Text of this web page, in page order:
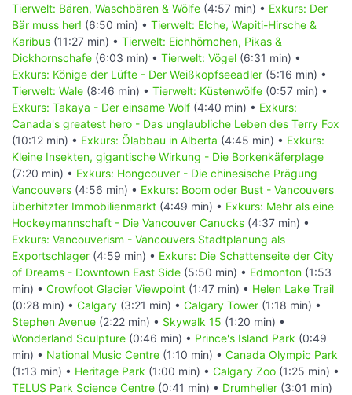
Tierwelt: Bären, Waschbären & Wölfe (4:57 min) • Exkurs: Der
Bär muss her! (6:50 min) • Tierwelt: Elche, Wapiti-Hirsche &
Karibus (11:27 min) • Tierwelt: Eichhörnchen, Pikas &
Dickhornschafe (6:03 min) • Tierwelt: Vögel (6:31 min) •
Exkurs: Könige der Lüfte - Der Weißkopfseeadler (5:16 min) •
Tierwelt: Wale (8:46 min) • Tierwelt: Küstenwölfe (0:57 min) •
Exkurs: Takaya - Der einsame Wolf (4:40 min) • Exkurs:
Canada's greatest hero - Das unglaubliche Leben des Terry Fox
(10:12 min) • Exkurs: Ölabbau in Alberta (4:45 min) • Exkurs:
Kleine Insekten, gigantische Wirkung - Die Borkenkäferplage
(7:20 min) • Exkurs: Hongcouver - Die chinesische Prägung
Vancouvers (4:56 min) • Exkurs: Boom oder Bust - Vancouvers
überhitzter Immobilienmarkt (4:49 min) • Exkurs: Mehr als eine
Hockeymannschaft - Die Vancouver Canucks (4:37 min) •
Exkurs: Vancouverism - Vancouvers Stadtplanung als
Exportschlager (4:59 min) • Exkurs: Die Schattenseite der City
of Dreams - Downtown East Side (5:50 min) • Edmonton (1:53
min) • Crowfoot Glacier Viewpoint (1:47 min) • Helen Lake Trail
(0:28 min) • Calgary (3:21 min) • Calgary Tower (1:18 min) •
Stephen Avenue (2:22 min) • Skywalk 15 (1:20 min) •
Wonderland Sculpture (0:46 min) • Prince's Island Park (0:49
min) • National Music Centre (1:10 min) • Canada Olympic Park
(1:13 min) • Heritage Park (1:00 min) • Calgary Zoo (1:25 min) •
TELUS Park Science Centre (0:41 min) • Drumheller (3:01 min)